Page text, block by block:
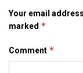
Your email
marked *
Comment *